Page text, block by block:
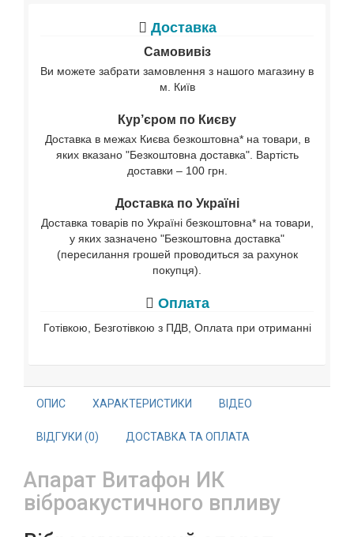
Доставка
Самовивіз
Ви можете забрати замовлення з нашого магазину в
м. Київ
Кур’єром по Києву
Доставка в межах Києва безкоштовна* на товари, в
яких вказано "Безкоштовна доставка". Вартість
доставки – 100 грн.
Доставка по Україні
Доставка товарів по Україні безкоштовна* на товари,
у яких зазначено "Безкоштовна доставка"
(пересилання грошей проводиться за рахунок
покупця).
Оплата
Готівкою, Безготівкою з ПДВ, Оплата при отриманні
ОПИС ХАРАКТЕРИСТИКИ ВІДЕО
ВІДГУКИ (0) ДОСТАВКА ТА ОПЛАТА
Апарат Витафон ИК
віброакустичного впливу